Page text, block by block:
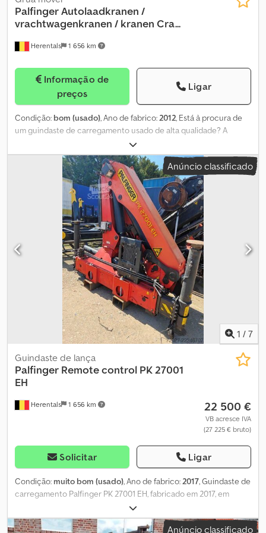
Herentals 1 656 km
PalfingerAutolaadkranen /
vrachtwagenkranen / kranen Cra...
Informação de
preços
Ligar
Condição: bom (usado), Ano de fabrico:2012, Está à procura de
um guindaste de carregamento usado de alta qualidade? A
Cevoman oferece uma vasta seleção de guindastes de
carregamento, de marcas líderes como Palfinger, HIAB, Fassi, Effer
e PM, que são mantidos e inspecionados profissionalmente. Tanto
guindastes compactos como pesados estão disponíveis
IMEDIATAMENTE em stock. Dcodpfxjywky Nj Ak Tek Dispomos de
vários modelos com diferentes capacidades de elevação e
alcances. Quer procure um guindaste para transporte de
contentores, construção, reciclagem, transporte de madeira ou
aplicações de transporte em geral, teremos todo o prazer em
ajudá-lo a encontrar a solução mais adequada. Contacte-nos sem
compromisso para conhecer o nosso stock atual ou solicitar um
orçamento personalizado. Cevoman bvba. Lenskensdijk 5 2200
Herentals Bélgica
Anúncio classificado
1 / 7
Herentals 1 656 km
Guindaste de lança
Palfinger Remote control PK 27001
EH
22 500 €
VB acresce IVA
(27 225 € bruto)
Solicitar Ligar
Condição: muito bom (usado), Ano de fabrico:2017, Guindaste de
carregamento Palfinger PK 27001 EH, fabricado em 2017, em
excelente estado de conservação e com controlo remoto sem
fios. Este potente guindaste de carregamento é ideal para
Anúncio classificado